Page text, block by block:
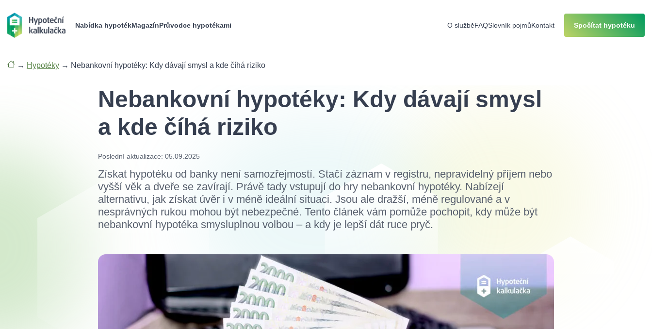
Nabídka hypotékMagazínPrůvodce hypotékami O služběFAQSlovník pojmůKontakt Spočítat hypotéku
→ Hypotéky → Nebankovní hypotéky: Kdy dávají smysl a kde číhá riziko
Nebankovní hypotéky: Kdy dávají smysl
a kde číhá riziko
Poslední aktualizace: 05.09.2025
Získat hypotéku od banky není samozřejmostí. Stačí záznam v registru, nepravidelný příjem nebo
vyšší věk a dveře se zavírají. Právě tady vstupují do hry nebankovní hypotéky. Nabízejí
alternativu, jak získat úvěr i v méně ideální situaci. Jsou ale dražší, méně regulované a v
nesprávných rukou mohou být nebezpečné. Tento článek vám pomůže pochopit, kdy může být
nebankovní hypotéka smysluplnou volbou – a kdy je lepší dát ruce pryč.